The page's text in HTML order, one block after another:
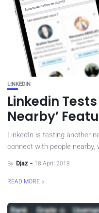
LINKEDIN
Linkedin Tests
Nearby’
LinkedIn is testing another
connect with people nearby,
By Djaz 18 April 2018
READ MORE